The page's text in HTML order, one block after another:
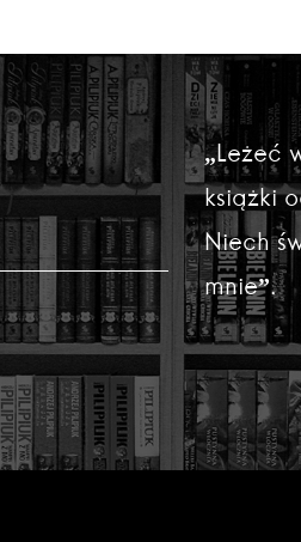
„Leżeć
książki
Niech
mnie”.